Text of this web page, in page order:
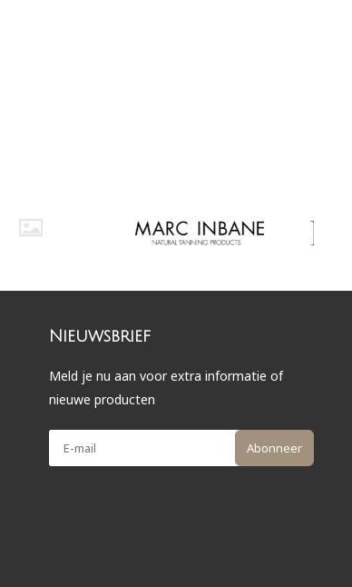
Nieuwsbrief
Meld je nu aan voor extra informatie of
nieuwe producten
Abonneer